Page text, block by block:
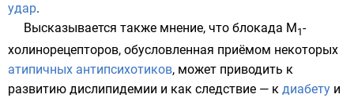
удар.
Высказывается также мнение, что блокада М1-
холинорецепторов, обусловленная приёмом некоторых
атипичных антипсихотиков, может приводить к
развитию дислипидемии и как следствие — к диабету и